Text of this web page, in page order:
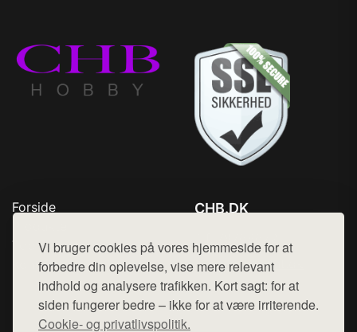
Vi bruger cookies på vores hjemmeside for at
forbedre din oplevelse, vise mere relevant
indhold og analysere trafikken. Kort sagt: for at
siden fungerer bedre – ikke for at være irriterende.
Cookie- og privatlivspolitik.
Forside
Top Rabatter
Kontakt
CHB.DK
Mail: hej@want.dk
Cookie- og privatlivspolitik